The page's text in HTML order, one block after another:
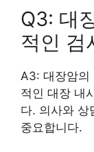
Q3: 대
적인 검
A3: 대장암의
적인 대장 내
다. 의사와 상
중요합니다.